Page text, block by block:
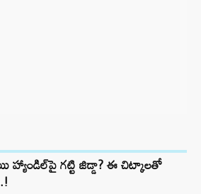
హ్యాండిల్‌పై గట్టి జిడ్డా? ఈ చిట్కాలతో